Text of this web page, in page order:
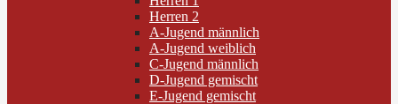
Herren 2
A-Jugend männlich
A-Jugend weiblich
C-Jugend männlich
D-Jugend gemischt
E-Jugend gemischt